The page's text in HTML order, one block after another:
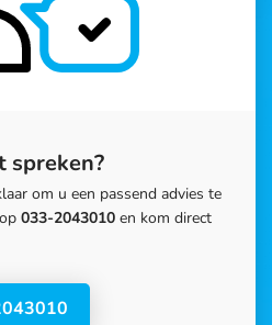
spreken?
om u een passend advies te
033-2043010 en kom direct